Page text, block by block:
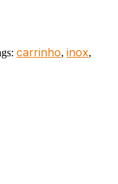
carrinho, inox,